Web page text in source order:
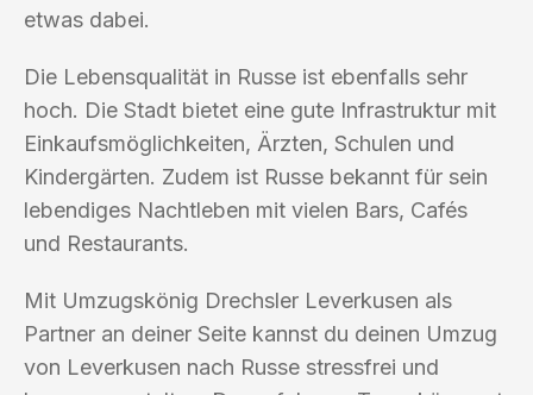
etwas dabei.
Die Lebensqualität in Russe ist ebenfalls sehr
hoch. Die Stadt bietet eine gute Infrastruktur mit
Einkaufsmöglichkeiten, Ärzten, Schulen und
Kindergärten. Zudem ist Russe bekannt für sein
lebendiges Nachtleben mit vielen Bars, Cafés
und Restaurants.
Mit Umzugskönig Drechsler Leverkusen als
Partner an deiner Seite kannst du deinen Umzug
von Leverkusen nach Russe stressfrei und